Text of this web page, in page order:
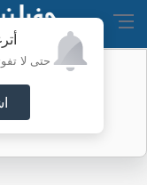
حتى لا